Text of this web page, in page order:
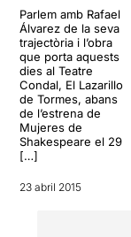
Parlem amb Rafael
Álvarez de la seva
trajectòria i l’obra
que porta aquests
dies al Teatre
Condal, El Lazarillo
de Tormes, abans
de l’estrena de
Mujeres de
Shakespeare el 29
[…]
23 abril 2015